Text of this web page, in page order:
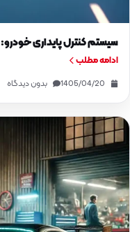
سیستم کنترل پایداری
ادامه مطلب
1405/04/20 بدون دیدگاه